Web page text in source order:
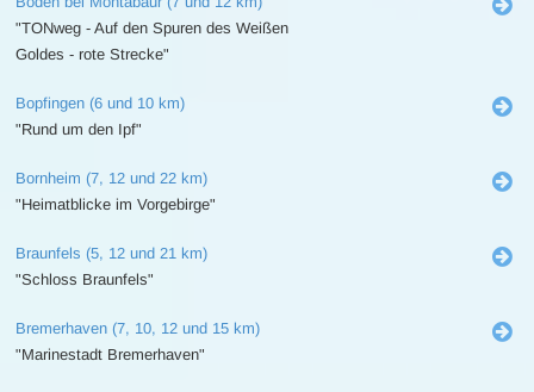
"TONweg - Auf den Spuren des Weißen
Goldes - rote Strecke"
Bopfingen (6 und 10 km)
"Rund um den Ipf"
Bornheim (7, 12 und 22 km)
"Heimatblicke im Vorgebirge"
Braunfels (5, 12 und 21 km)
"Schloss Braunfels"
Bremerhaven (7, 10, 12 und 15 km)
"Marinestadt Bremerhaven"